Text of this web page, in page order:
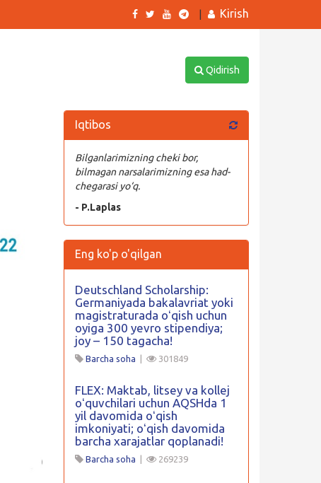
Kirish
Qidirish
Iqtibos
Bilganlarimizning cheki bor,
bilmagan narsalarimizning esa had-
chegarasi yo‘q.
- P.Laplas
Eng ko'p o'qilgan
Deutschland Scholarship:
Germaniyada bakalavriat yoki
magistraturada oʻqish uchun
oyiga 300 yevro stipendiya;
joy – 150 tagacha!
Barcha soha 301849
FLEX: Maktab, litsey va kollej
oʻquvchilari uchun AQSHda 1
yil davomida oʻqish
imkoniyati; oʻqish davomida
barcha xarajatlar qoplanadi!
Barcha soha 269239